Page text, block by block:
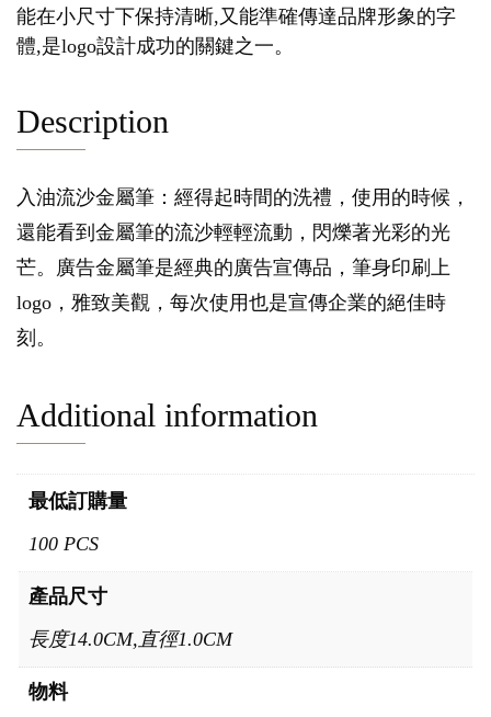
能在小尺寸下保持清晰,又能準確傳達品牌形象的字
體,是logo設計成功的關鍵之一。
Description
入油流沙金屬筆：經得起時間的洗禮，使用的時候，
還能看到金屬筆的流沙輕輕流動，閃爍著光彩的光
芒。廣告金屬筆是經典的廣告宣傳品，筆身印刷上
logo，雅致美觀，每次使用也是宣傳企業的絕佳時
刻。
Additional information
最低訂購量
100 PCS
產品尺寸
長度14.0CM,直徑1.0CM
物料